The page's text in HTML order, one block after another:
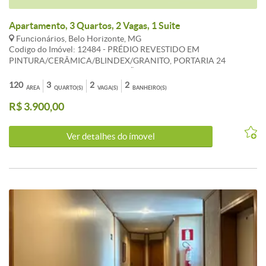
Apartamento, 3 Quartos, 2 Vagas, 1 Suite
Funcionários, Belo Horizonte, MG
Codigo do Imóvel: 12484 - PRÉDIO REVESTIDO EM
PINTURA/CERÂMICA/BLINDEX/GRANITO, PORTARIA 24
PISCINA, ÁREA LIVRE AJARDINADA, 2 VAGAS. APARTAMENTO
DUPLEX 1 PISO: SALA PARA 2 AMBIENTES PISO ARDÓSIA,
BANHO, COZINHA COM ARMÁRIOS, BANCADA E PISO EM
QUARTOS COM ARMÁRIOS PISO TÁBUA CORRIDA, SUÍTE /
BANHO BANCADA E PISO EM GRANITO / PORCELANATO.
ÁREA
120 QUARTO(S)
3 VAGA(S)
2 BANHEIRO(S)
2
R$ 3.900,00
Ver detalhes do ímovel